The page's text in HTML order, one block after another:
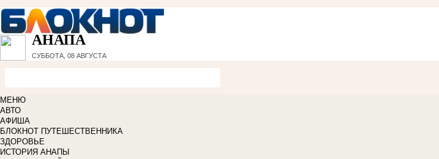
АНАПА
СУББОТА, 08 АВГУСТА
МЕНЮ
АВТО
АФИША
БЛОКНОТ ПУТЕШЕСТВЕННИКА
ЗДОРОВЬЕ
ИСТОРИЯ АНАПЫ